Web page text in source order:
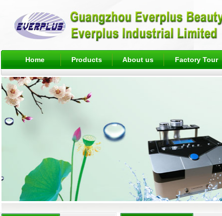
Home Products About us Factory Tour